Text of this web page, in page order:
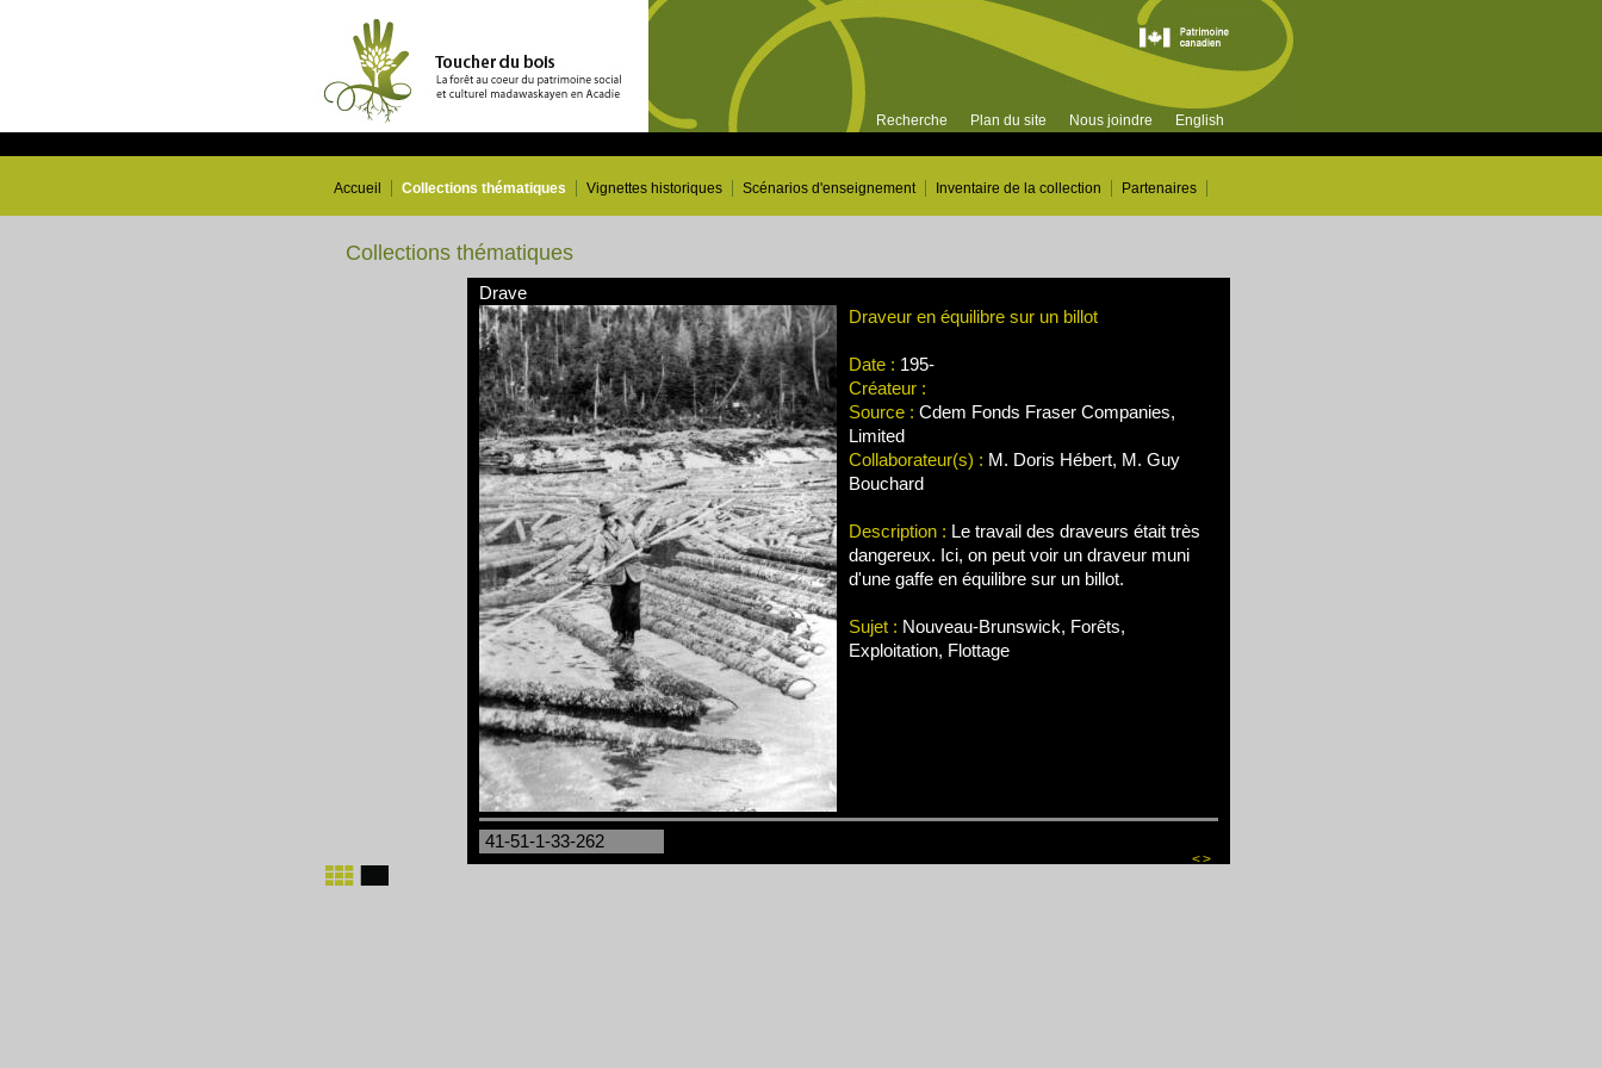
Recherche Plan du site Nous joindre English
Accueil Collections thématiques Vignettes historiques Scénarios d'enseignement Inventaire de la collection Partenaires
Collections thématiques
Drave
Draveur en équilibre sur un billot
Date : 195-
Créateur :
Source : Cdem Fonds Fraser Companies,
Limited
Collaborateur(s) : M. Doris Hébert, M. Guy
Bouchard
Description : Le travail des draveurs était très
dangereux. Ici, on peut voir un draveur muni
d'une gaffe en équilibre sur un billot.
Sujet : Nouveau-Brunswick, Forêts,
Exploitation, Flottage
41-51-1-33-262
<>